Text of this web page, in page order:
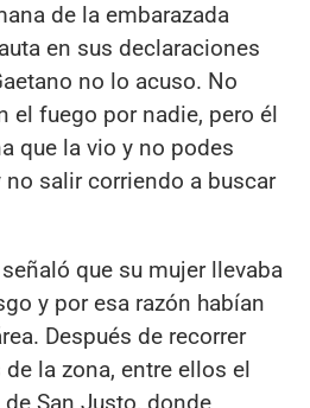
de la embarazada
en sus declaraciones
no lo acuso. No
el fuego por nadie, pero él
que la vio y no podes
salir corriendo a buscar
que su mujer llevaba
y por esa razón habían
Después de recorrer
la zona, entre ellos el